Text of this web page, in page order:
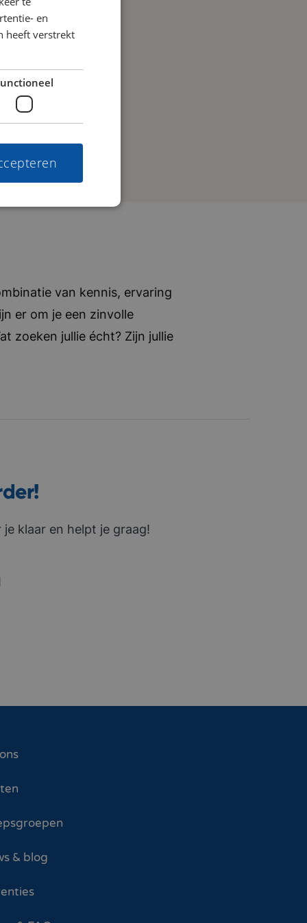
van kennis, ervaring
er om je een zinvolle
zoeken jullie écht? Zijn jullie
klaar en helpt je graag!
& blog
en
heeft verstrekt